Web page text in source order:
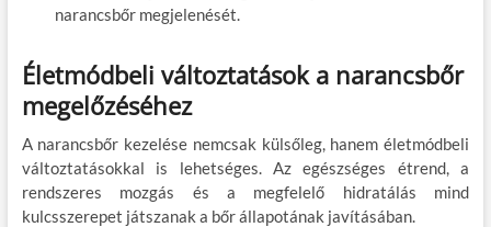
narancsbőr megjelenését.
Életmódbeli változtatások a narancsbőr
megelőzéséhez
A narancsbőr kezelése nemcsak külsőleg, hanem életmódbeli
változtatásokkal is lehetséges. Az egészséges étrend, a
rendszeres mozgás és a megfelelő hidratálás mind
kulcsszerepet játszanak a bőr állapotának javításában.